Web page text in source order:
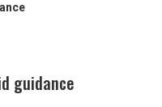
guidance